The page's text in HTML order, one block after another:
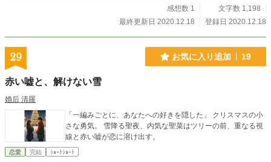
感想数 1
文字数 1,198
最終更新日 2020.12.18
登録日 2020.12.18
29 お気に入り追加 19
赤い嘘と、解けない雪
婚后 清羅
「一編みごとに、あなたへの好きを隠した」 クリスマスの小
さな勇気。 雪降る聖夜、内気な聖菜はツリーの前、重なる視
線と赤い嘘が恋に溶け出す。
恋愛 完結 ｼｮｰﾄｼｮｰﾄ